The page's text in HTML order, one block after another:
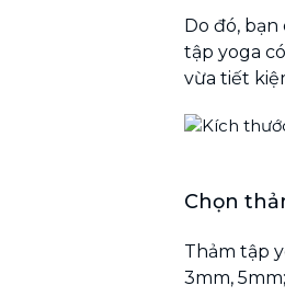
Do đó,
tập yoga
vừa tiết
Chọn
Thảm tập
3mm,